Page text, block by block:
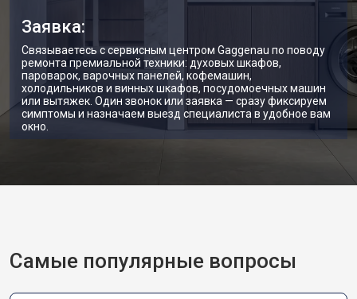
Замена сливного насоса
Замена сливного шланга от 2100 ₽ Заказать
Замена циркуляционного насоса от 3800 ₽ Заказать
Замена УБЛ стиральной машины
Gaggenau
от 2100 ₽ Заказать
Заявка:
Связываетесь с сервисным центром Gaggenau по поводу
ремонта премиальной техники: духовых шкафов,
пароварок, варочных панелей, кофемашин,
холодильников и винных шкафов, посудомоечных машин
или вытяжек. Один звонок или заявка — сразу фиксируем
симптомы и назначаем выезд специалиста в удобное вам
окно.
Самые популярные вопросы